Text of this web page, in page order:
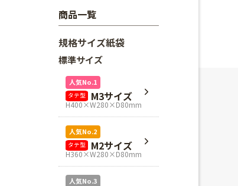
商品一覧
規格サイズ紙袋
標準サイズ
人気No.1
タテ型 M3サイズ
H400×W280×D80mm
人気No.2
タテ型 M2サイズ
H360×W280×D80mm
人気No.3